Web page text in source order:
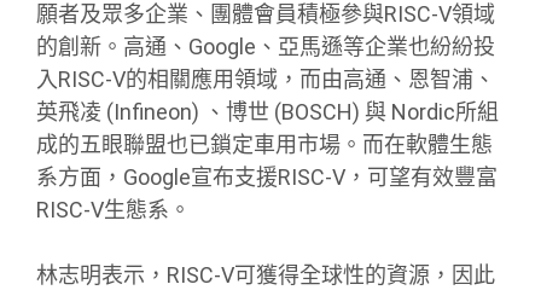
願者及眾多企業、團體會員積極參與RISC-V領域
的創新。高通、Google、亞馬遜等企業也紛紛投
入RISC-V的相關應用領域，而由高通、恩智浦、
英飛凌 (Infineon) 、博世 (BOSCH) 與 Nordic所組
成的五眼聯盟也已鎖定車用市場。而在軟體生態
系方面，Google宣布支援RISC-V，可望有效豐富
RISC-V生態系。
林志明表示，RISC-V可獲得全球性的資源，因此